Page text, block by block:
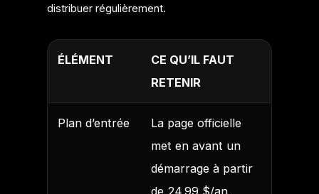
distribuer régulièrement.
ÉLÉMENT
CE QU’IL FAUT
RETENIR
Plan d’entrée
La page officielle
met en avant un
démarrage à partir
de 24.99 $/an.